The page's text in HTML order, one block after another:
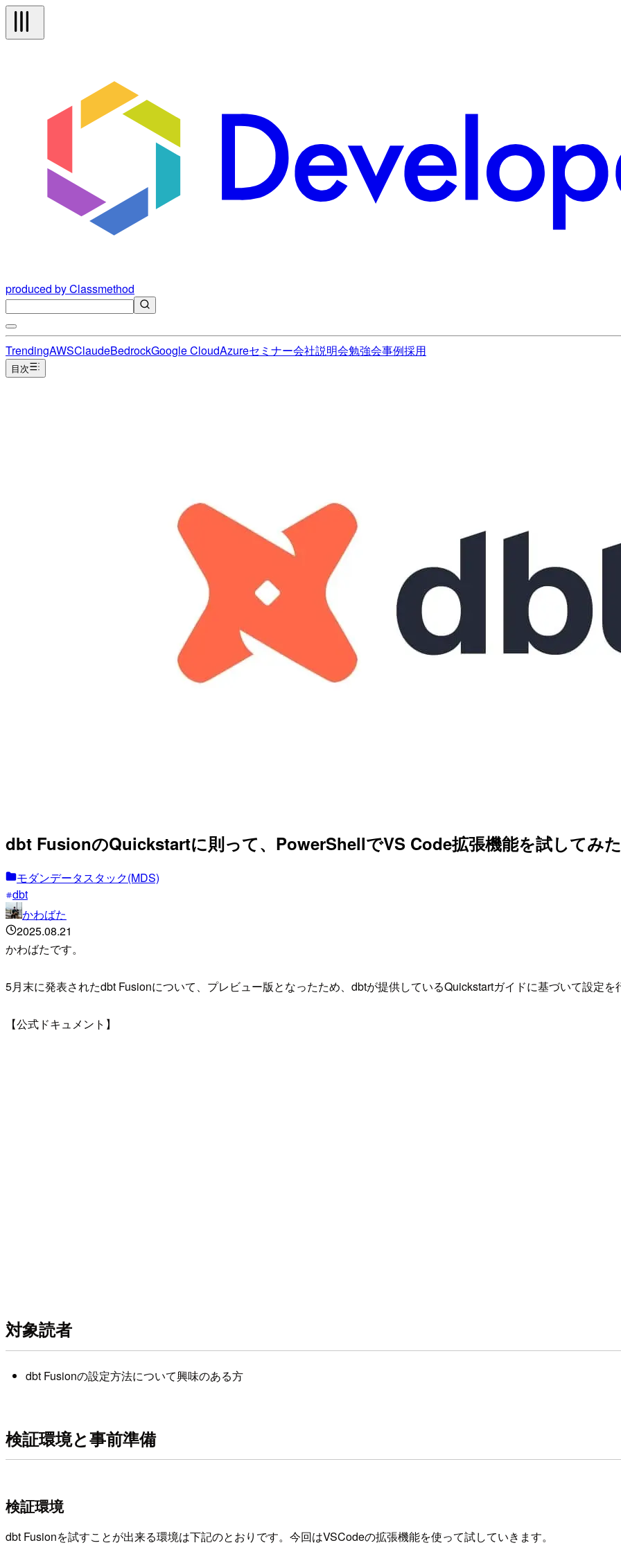
produced by Classmethod
TrendingAWSClaudeBedrockGoogle CloudAzureセミナー会社説明会勉強会事例採用
目次
dbt FusionのQuickstartに則って、PowerShellでVS Code拡張機能を試してみた
モダンデータスタック(MDS)
dbt
かわばた
2025.08.21
かわばたです。
5月末に発表されたdbt Fusionについて、プレビュー版となったため、dbtが提供しているQuickstartガイドに基づいて設定
【公式ドキュメント】
対象読者
dbt Fusionの設定方法について興味のある方
検証環境と事前準備
検証環境
dbt Fusionを試すことが出来る環境は下記のとおりです。今回はVSCodeの拡張機能を使って試していきます。